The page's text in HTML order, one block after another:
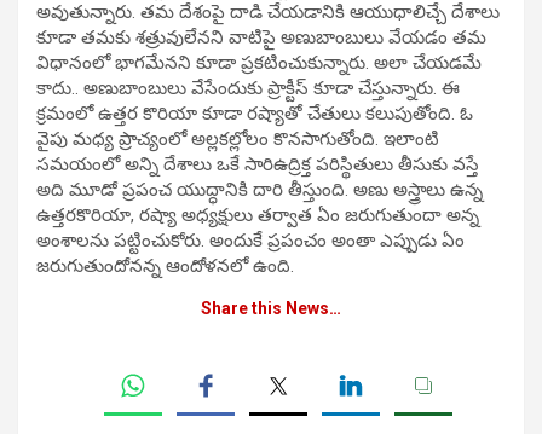
అవుతున్నారు. తమ దేశంపై దాడి చేయడానికి ఆయుధాలిచ్చే దేశాలు
కూడా తమకు శత్రువులేనని వాటిపై అణుబాంబులు వేయడం తమ
విధానంలో భాగమేనని కూడా ప్రకటించుకున్నారు. అలా చేయడమే
కాదు.. అణుబాంబులు వేసేందుకు ప్రాక్టీస్ కూడా చేస్తున్నారు. ఈ
క్రమంలో ఉత్తర కొరియా కూడా రష్యాతో చేతులు కలుపుతోంది. ఓ
వైపు మధ్య ప్రాచ్యంలో అల్లకల్లోలం కొనసాగుతోంది. ఇలాంటి
సమయంలో అన్ని దేశాలు ఒకే సారిఉద్రిక్త పరిస్థితులు తీసుకు వస్తే
అది మూడో ప్రపంచ యుద్ధానికి దారి తీస్తుంది. అణు అస్త్రాలు ఉన్న
ఉత్తరకొరియా, రష్యా అధ్యక్షులు తర్వాత ఏం జరుగుతుందా అన్న
అంశాలను పట్టించుకోరు. అందుకే ప్రపంచం అంతా ఎప్పుడు ఏం
జరుగుతుందోనన్న ఆందోళనలో ఉంది.
Share this News…